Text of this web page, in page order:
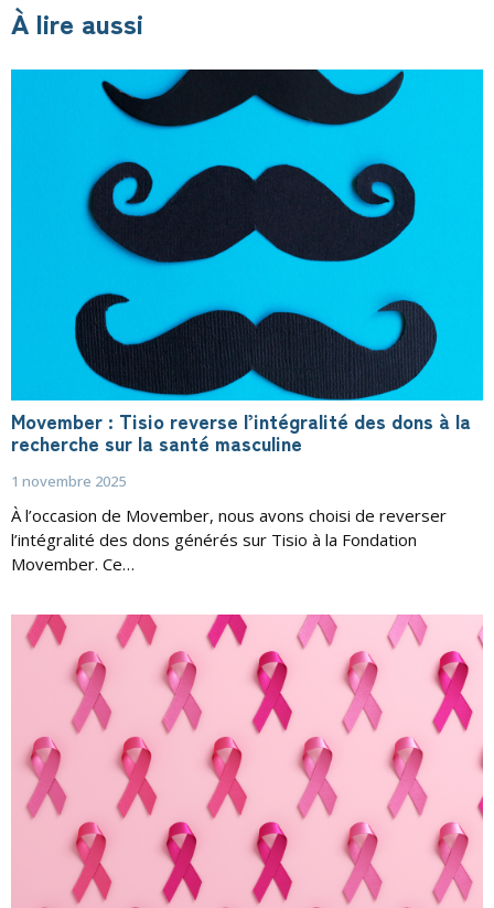
À lire aussi
Movember : Tisio reverse l’intégralité des dons à la
recherche sur la santé masculine
1 novembre 2025
À l’occasion de Movember, nous avons choisi de reverser
l’intégralité des dons générés sur Tisio à la Fondation
Movember. Ce…